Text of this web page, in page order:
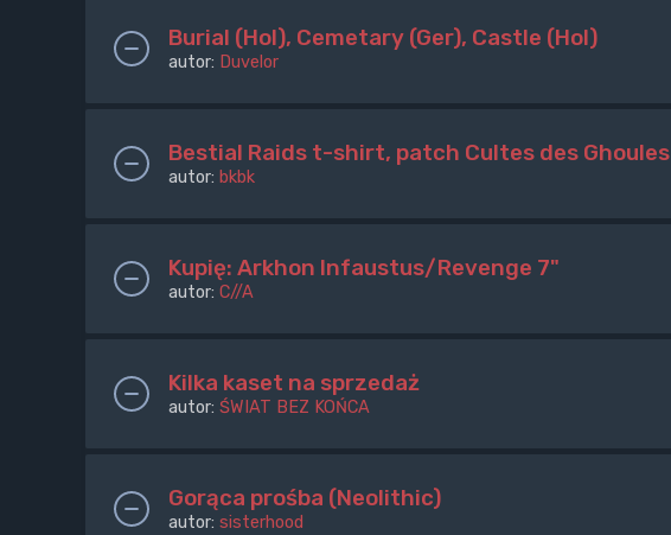
Burial (Hol), Cemetary (Ger), Castle (Hol)
autor: Duvelor
Bestial Raids t-shirt, patch Cultes des Ghoules
autor: bkbk
Kupię: Arkhon Infaustus/Revenge 7"
autor: C//A
Kilka kaset na sprzedaż
autor: ŚWIAT BEZ KOŃCA
Gorąca prośba (Neolithic)
autor: sisterhood